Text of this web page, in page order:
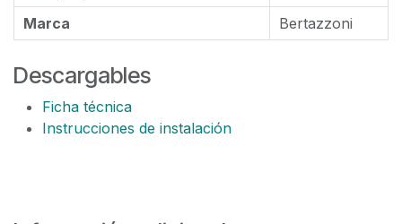
Marca
Bertazzoni
Descargables
Ficha técnica
Instrucciones de instalación